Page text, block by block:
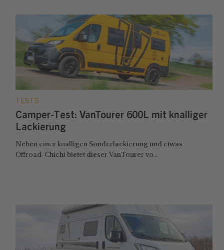
TESTS
Camper-Test: VanTourer 600L mit knalliger
Lackierung
Neben einer knalligen Sonderlackierung und etwas
Offroad-Chichi bietet dieser VanTourer vo...